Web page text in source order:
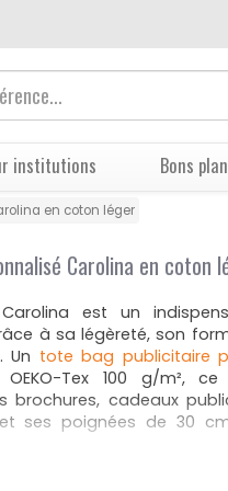
institutions Bons
en coton léger
Carolina en coton
est un
à sa légèreté, son
Un tote bag publicitaire
Tex 100 g/m²,
brochures, cadeaux
ses poignées de 30
le tote bag Carolina :